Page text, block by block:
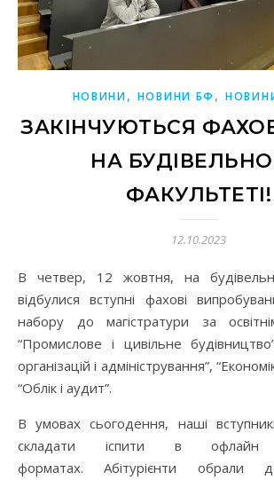
НОВИНИ, НОВИНИ БФ ,
ЗАКІНЧУЮТЬСЯ
НА
ФАКУЛЬТЕТІ!
12.10.2023
В четвер, 12 жовтня, на будівельному факультеті
відбулися вступні фахові
набору до магістратури за
“Промислове і цивільне
організацій і адміністрування”,
“Облік і аудит”.
В умовах сьогодення, наші
складати іспити в
форматах. Абітурієнти обрали